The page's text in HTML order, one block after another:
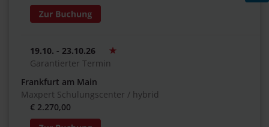
19.10. - 23.10.26
Garantierter Termin
Frankfurt am Main
Maxpert Schulungscenter / hybrid
€ 2.270,00